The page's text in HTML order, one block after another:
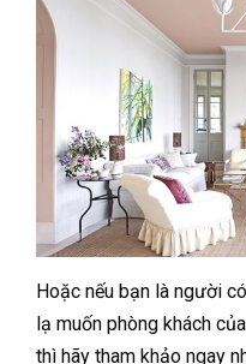
Hoặc nếu bạn là người
lạ muốn phòng khách
thì hãy tham khảo ngay